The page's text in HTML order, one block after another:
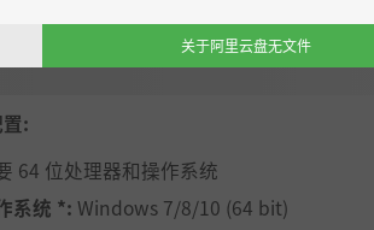
:
64 位处理器和操作系统
系统 *: Windows 7/8/10 (64 bit)
关于阿里云盘无文件